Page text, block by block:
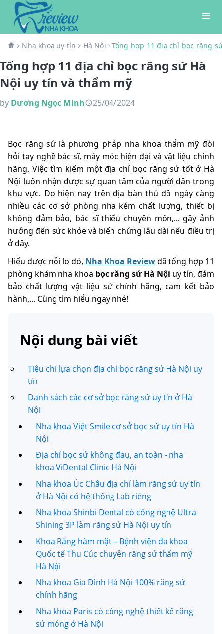
Nha khoa uy tín Hà Nội Tổng hợp 11 địa chỉ bọc răng
Tổng hợp 11 địa chỉ bọc răng sứ Hà
Nội uy tín và thẩm mỹ
by Dương Ngọc Minh 25/04/2024
Bọc răng sứ là phương pháp nha khoa thẩm mỹ đòi
hỏi tay nghề bác sĩ, máy móc hiện đại và vật liệu chính
hãng. Việc tìm kiếm một địa chỉ bọc răng sứ tốt ở Hà
Nội luôn nhận được sự quan tâm của người dân trong
khu vực. Do hiện nay trên địa bàn thủ đô ngày càng
nhiều các cơ sở phòng nha kém chất lượng, thiết bị
không đảm bảo, bác sĩ thiếu chuyên môn,... gây ảnh
hưởng đến sức khỏe và biến chứng lâu dài nếu điều trị
ở đây.
Hiểu được nỗi lo đó, Nha Khoa Reviewđã tổng hợp 11
phòng khám nha khoa bọc răng sứ Hà Nội uy tín, đảm
bảo chất lượng vật liệu sứ chính hãng, cam kết bảo
hành,... Cùng tìm hiểu ngay nhé!
Nội dung bài viết
Tiêu chí lựa chọn địa chỉ bọc răng sứ Hà Nội uy
tín
Danh sách các cơ sở bọc răng sứ uy tín ở Hà
Nội
Nha khoa Việt Smile cơ sở bọc sứ uy tín Hà
Nội
Địa chỉ bọc sứ không đau, an toàn - nha
khoa ViDental Clinic Hà Nội
Nha khoa Úc Châu địa chỉ làm răng sứ uy tín
ở Hà Nội có hệ thống Lab riêng
Nha khoa Shinbi Dental có công nghệ Ultra
Shining 3P làm răng sứ Hà Nội uy tín
Khoa Răng hàm mặt – Bệnh viện đa khoa
Quốc tế Thu Cúc chuyên răng sứ thẩm mỹ
Hà Nội
Nha khoa Gia Đình Hà Nội 100% răng sứ
chính hãng
Nha khoa Paris có công nghệ thiết kế răng
sứ mỏng ở Hà Nội